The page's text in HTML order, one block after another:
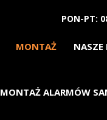
PON-PT:
MONTAŻ NASZE
MONTAŻ ALARMÓW